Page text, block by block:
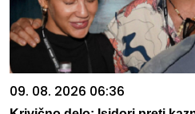
09. 08. 2026 06:36